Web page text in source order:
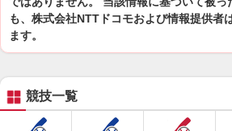
も、株式会社NTTドコモおよび情報提供者
ます。
競技一覧